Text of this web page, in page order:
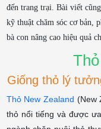
đến trang trại. Bài viết
kỹ thuật chăm sóc cơ bản,
bà con nâng cao hiệu quả
Giống thỏ lý
Thỏ New Zealand (New
thỏ nổi tiếng và được